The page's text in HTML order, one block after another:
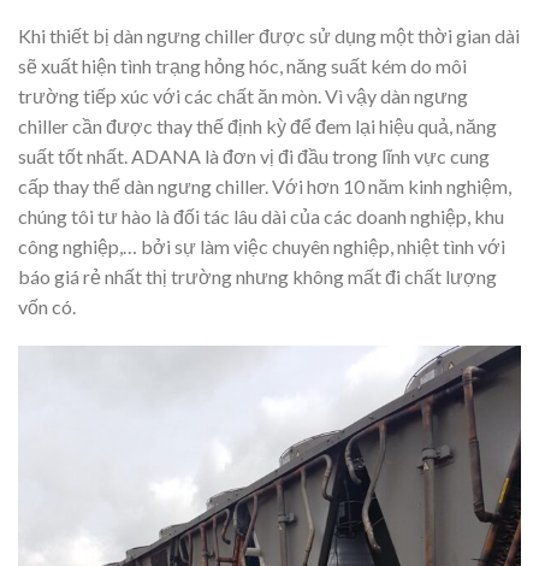
Khi thiết bị dàn ngưng chiller được sử dụng một thời gian dài
sẽ xuất hiện tình trạng hỏng hóc, năng suất kém do môi
trường tiếp xúc với các chất ăn mòn. Vì vậy dàn ngưng
chiller cần được thay thế định kỳ để đem lại hiệu quả, năng
suất tốt nhất. ADANA là đơn vị đi đầu trong lĩnh vực cung
cấp thay thế dàn ngưng chiller. Với hơn 10 năm kinh nghiệm,
chúng tôi tư hào là đối tác lâu dài của các doanh nghiệp, khu
công nghiệp,… bởi sự làm việc chuyên nghiệp, nhiệt tình với
báo giá rẻ nhất thị trường nhưng không mất đi chất lượng
vốn có.